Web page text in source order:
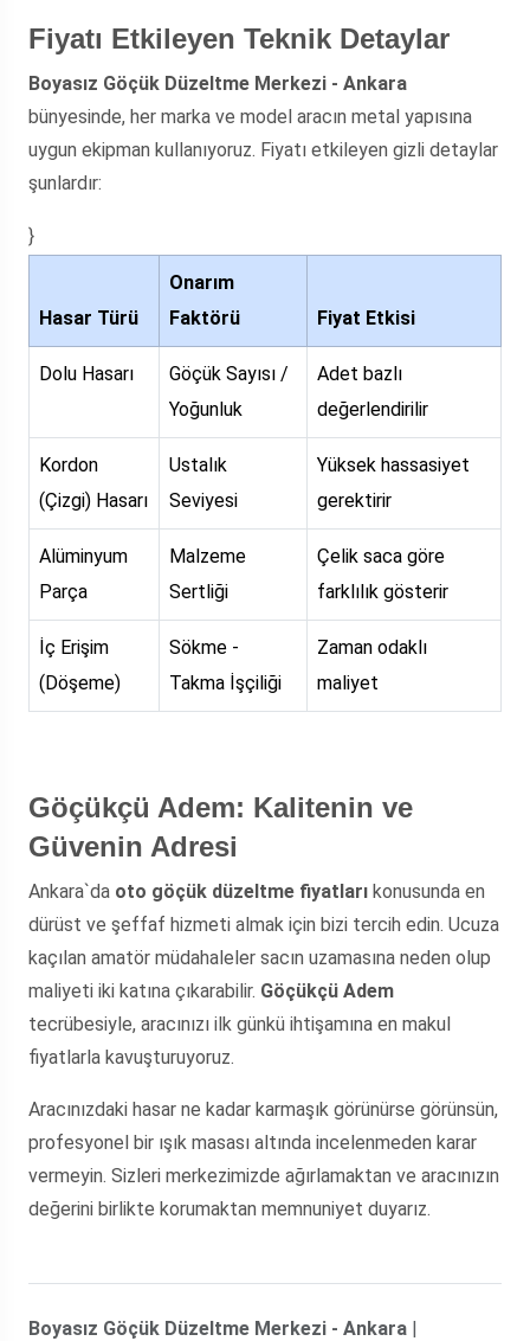
Fiyatı Etkileyen Teknik Detaylar
Boyasız Göçük Düzeltme Merkezi - Ankara
bünyesinde, her marka ve model aracın metal yapısına
uygun ekipman kullanıyoruz. Fiyatı etkileyen gizli detaylar
şunlardır:
}
Hasar Türü
Onarım
Faktörü
Fiyat Etkisi
Dolu Hasarı
Göçük Sayısı /
Yoğunluk
Adet bazlı
değerlendirilir
Kordon
(Çizgi) Hasarı
Ustalık
Seviyesi
Yüksek hassasiyet
gerektirir
Alüminyum
Parça
Malzeme
Sertliği
Çelik saca göre
farklılık gösterir
İç Erişim
(Döşeme)
Sökme -
Takma İşçiliği
Zaman odaklı
maliyet
Göçükçü Adem: Kalitenin ve
Güvenin Adresi
Ankara`da oto göçük düzeltme fiyatları konusunda en
dürüst ve şeffaf hizmeti almak için bizi tercih edin. Ucuza
kaçılan amatör müdahaleler sacın uzamasına neden olup
maliyeti iki katına çıkarabilir. Göçükçü Adem
tecrübesiyle, aracınızı ilk günkü ihtişamına en makul
fiyatlarla kavuşturuyoruz.
Aracınızdaki hasar ne kadar karmaşık görünürse görünsün,
profesyonel bir ışık masası altında incelenmeden karar
vermeyin. Sizleri merkezimizde ağırlamaktan ve aracınızın
değerini birlikte korumaktan memnuniyet duyarız.
Boyasız Göçük Düzeltme Merkezi - Ankara |